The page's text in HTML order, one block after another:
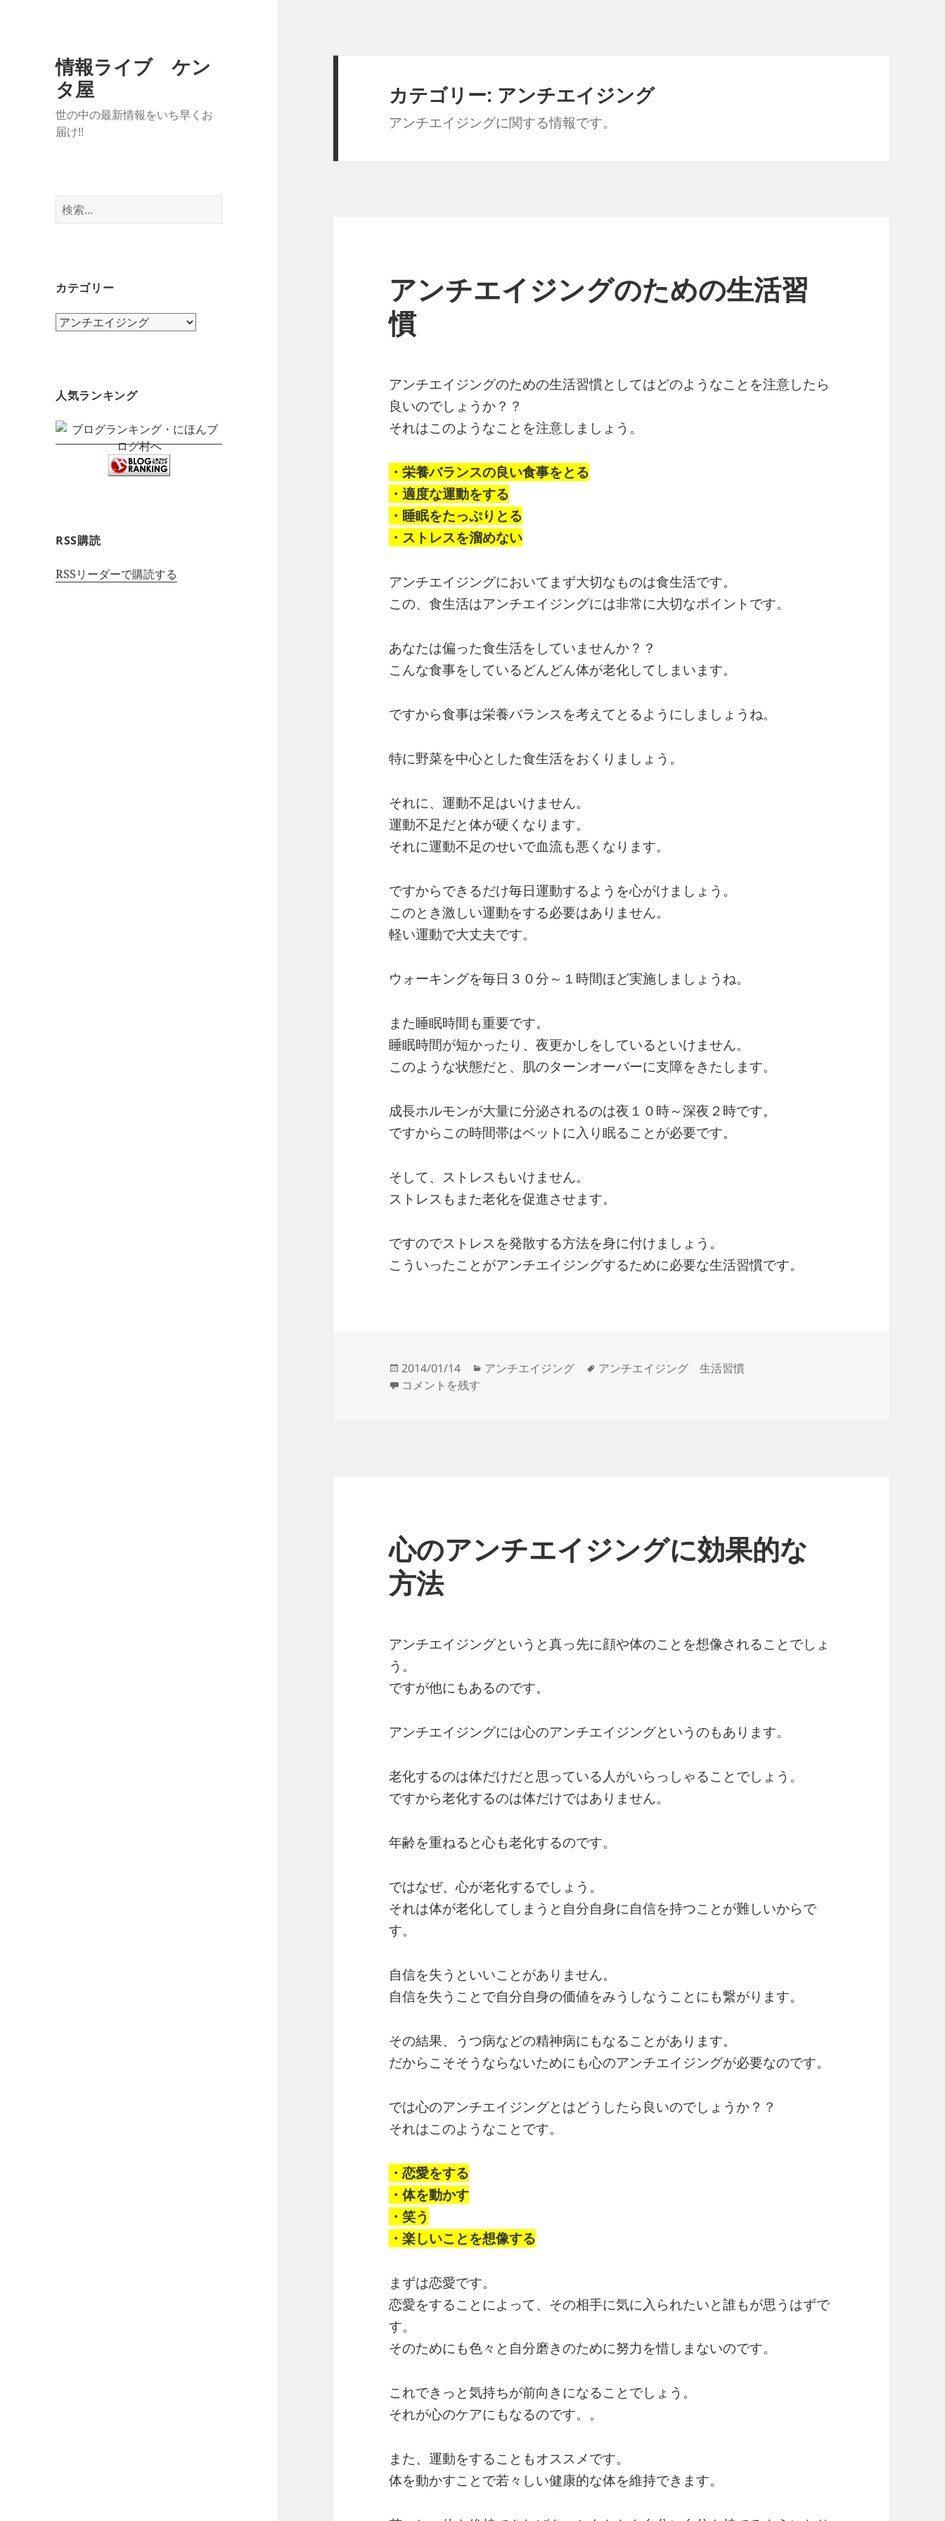
情報ライブ ケン
タ屋
世の中の最新情報をいち早くお
届け!!
検
索:
カテゴリー
カ
ー
人気ランキング
RSS購読
RSSリーダーで購読する
カテゴリー: アンチエイジング
アンチエイジングに関する情報です。
アンチエイジングのための生活習
慣
アンチエイジングのための生活習慣としてはどのようなことを注意したら
良いのでしょうか？？
それはこのようなことを注意しましょう。
・栄養バランスの良い食事をとる
・適度な運動をする
・睡眠をたっぷりとる
・ストレスを溜めない
アンチエイジングにおいてまず大切なものは食生活です。
この、食生活はアンチエイジングには非常に大切なポイントです。
あなたは偏った食生活をしていませんか？？
こんな食事をしているどんどん体が老化してしまいます。
ですから食事は栄養バランスを考えてとるようにしましょうね。
特に野菜を中心とした食生活をおくりましょう。
それに、運動不足はいけません。
運動不足だと体が硬くなります。
それに運動不足のせいで血流も悪くなります。
ですからできるだけ毎日運動するようを心がけましょう。
このとき激しい運動をする必要はありません。
軽い運動で大丈夫です。
ウォーキングを毎日３０分～１時間ほど実施しましょうね。
また睡眠時間も重要です。
睡眠時間が短かったり、夜更かしをしているといけません。
このような状態だと、肌のターンオーバーに支障をきたします。
成長ホルモンが大量に分泌されるのは夜１０時～深夜２時です。
ですからこの時間帯はベットに入り眠ることが必要です。
そして、ストレスもいけません。
ストレスもまた老化を促進させます。
ですのでストレスを発散する方法を身に付けましょう。
こういったことがアンチエイジングするために必要な生活習慣です。
投
稿
2014/01/14
カ
アンチエイジング
タ
アンチエイジング 生活習慣
アンチエイジングのための生活習慣 に
コメントを残す
心のアンチエイジングに効果的な
方法
アンチエイジングというと真っ先に顔や体のことを想像されることでしょ
う。
ですが他にもあるのです。
アンチエイジングには心のアンチエイジングというのもあります。
老化するのは体だけだと思っている人がいらっしゃることでしょう。
ですから老化するのは体だけではありません。
年齢を重ねると心も老化するのです。
ではなぜ、心が老化するでしょう。
それは体が老化してしまうと自分自身に自信を持つことが難しいからで
す。
自信を失うといいことがありません。
自信を失うことで自分自身の価値をみうしなうことにも繋がります。
その結果、うつ病などの精神病にもなることがあります。
だからこそそうならないためにも心のアンチエイジングが必要なのです。
では心のアンチエイジングとはどうしたら良いのでしょうか？？
それはこのようなことです。
・恋愛をする
・体を動かす
・笑う
・楽しいことを想像する
まずは恋愛です。
恋愛をすることによって、その相手に気に入られたいと誰もが思うはずで
す。
そのためにも色々と自分磨きのために努力を惜しまないのです。
これできっと気持ちが前向きになることでしょう。
それが心のケアにもなるのです。。
また、運動をすることもオススメです。
体を動かすことで若々しい健康的な体を維持できます。